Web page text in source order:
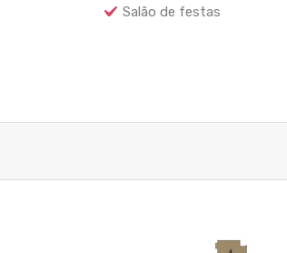
Salão de festas